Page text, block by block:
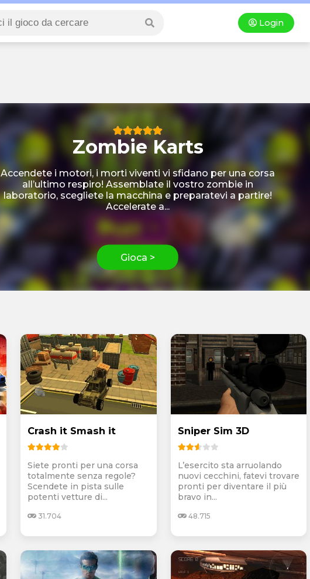
Login
Zombie Karts
Accendete i motori, i morti viventi vi sfidano per una corsa
all’ultimo respiro! Assemblate il vostro zombie in
laboratorio, scegliete la macchina e preparatevi a partire!
Accelerate a...
Gioca >
Crash it Smash it
Siete pronti per una corsa
totalmente senza regole?
Scendete in pista sulle
potenti vetture di...
31.704
Sniper Sim 3D
L’esercito sta arruolando
nuovi cecchini, fatevi trovare
pronti per diventare il più
bravo in...
48.715